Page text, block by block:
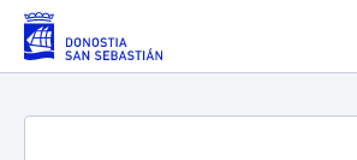
Eduki nagusira joan